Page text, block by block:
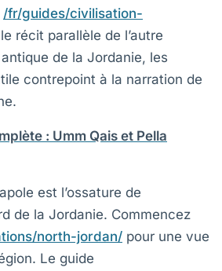
/fr/guides/civilisation-
récit parallèle de l’autre
de la Jordanie, les
contrepoint à la narration de
: Umm Qais et Pella
est l’ossature de
de la Jordanie. Commencez
north-jordan/ pour une vue
Le guide